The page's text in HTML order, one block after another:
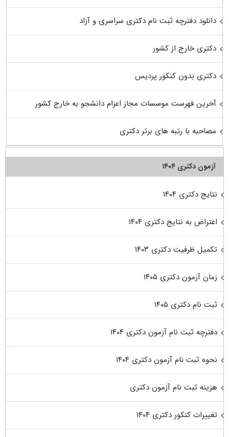
دانلود دفترچه ثبت نام دکتری سراسری و آزاد
دکتری خارج از کشور
دکتری بدون کنکور پردیس
آخرین فهرست موسسات مجاز اعزام دانشجو به خارج کشور
مصاحبه با رتبه های برتر دکتری
آزمون دکتری ۱۴۰۴
نتایج دکتری ۱۴۰۴
اعتراض به نتایج دکتری ۱۴۰۴
تکمیل ظرفیت دکتری ۱۴۰۳
زمان آزمون دکتری ۱۴۰۵
ثبت نام دکتری ۱۴۰۵
دفترچه ثبت نام آزمون دکتری ۱۴۰۴
نحوه ثبت نام آزمون دکتری ۱۴۰۴
هزینه ثبت نام آزمون دکتری
تغییرات کنکور دکتری ۱۴۰۴